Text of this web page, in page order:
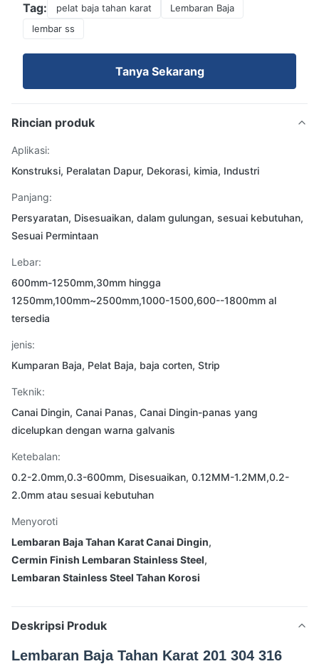
Tag: pelat baja tahan karat
Lembaran Baja
lembar ss
Tanya Sekarang
Rincian produk
Aplikasi:
Konstruksi, Peralatan Dapur, Dekorasi, kimia, Industri
Panjang:
Persyaratan, Disesuaikan, dalam gulungan, sesuai kebutuhan,
Sesuai Permintaan
Lebar:
600mm-1250mm,30mm hingga
1250mm,100mm~2500mm,1000-1500,600--1800mm al
tersedia
jenis:
Kumparan Baja, Pelat Baja, baja corten, Strip
Teknik:
Canai Dingin, Canai Panas, Canai Dingin-panas yang
dicelupkan dengan warna galvanis
Ketebalan:
0.2-2.0mm,0.3-600mm, Disesuaikan, 0.12MM-1.2MM,0.2-
2.0mm atau sesuai kebutuhan
Menyoroti
Lembaran Baja Tahan Karat Canai Dingin,
Cermin Finish Lembaran Stainless Steel,
Lembaran Stainless Steel Tahan Korosi
Deskripsi Produk
Lembaran Baja Tahan Karat 201 304 316